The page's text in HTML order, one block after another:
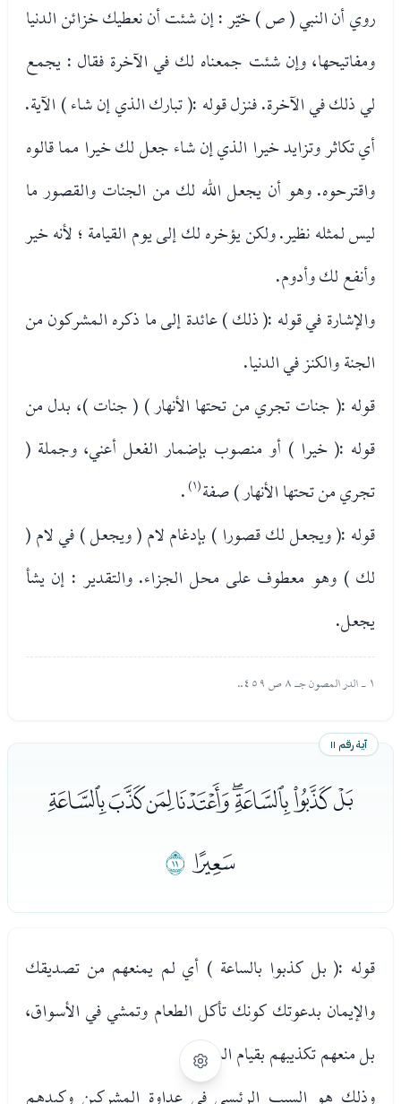
روي أن النبي ( ص ) خيّر : إن شئت أن نعطيك خزائن الدنيا
ومفاتيحها، وإن شئت جمعناه لك في الآخرة فقال : يجمع
لي ذلك في الآخرة. فنزل قوله :( تبارك الذي إن شاء ) الآية.
أي تكاثر وتزايد خيرا الذي إن شاء جعل لك خيرا مما قالوه
واقترحوه. وهو أن يجعل الله لك من الجنات والقصور ما
ليس لمثله نظير. ولكن يؤخره لك إلى يوم القيامة ؛ لأنه خير
وأنفع لك وأدوم.
والإشارة في قوله :( ذلك ) عائدة إلى ما ذكره المشركون من
الجنة والكنز في الدنيا.
قوله :( جنات تجري من تحتها الأنهار ) ( جنات )، بدل من
قوله :( خيرا ) أو منصوب بإضمار الفعل أعني، وجملة (
تجري من تحتها الأنهار ) صفة(١)
.
قوله :( ويجعل لك قصورا ) بإدغام لام ( ويجعل ) في لام (
لك ) وهو معطوف على محل الجزاء. والتقدير : إن يشأ
يجعل.
١ - الدر المصون جـ ٨ ص ٤٥٩..
آية رقم ١١
ﯳﯴﯵﯶﯷﯸﯹﯺ
ﯻﯼ
قوله :( بل كذبوا بالساعة ) أي لم يمنعهم من تصديقك
والإيمان بدعوتك كونك تأكل الطعام وتمشي في الأسواق،
بل منعهم تكذيبهم بقيام الساعة.
وذلك هو السبب الرئيسي في عداوة المشركين وكيدهم